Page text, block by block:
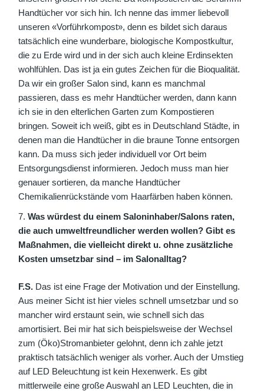
Handtücher vor sich hin. Ich nenne das immer liebevoll
unseren «Vorführkompost», denn es bildet sich daraus
tatsächlich eine wunderbare, biologische Kompostkultur,
die zu Erde wird und in der sich auch kleine Erdinsekten
wohlfühlen. Das ist ja ein gutes Zeichen für die Bioqualität.
Da wir ein großer Salon sind, kann es manchmal
passieren, dass es mehr Handtücher werden, dann kann
ich sie in den elterlichen Garten zum Kompostieren
bringen. Soweit ich weiß, gibt es in Deutschland Städte, in
denen man die Handtücher in die braune Tonne entsorgen
kann. Da muss sich jeder individuell vor Ort beim
Entsorgungsdienst informieren. Jedoch muss man hier
genauer sortieren, da manche Handtücher
Chemikalienrückstände vom Haarfärben haben können.
Was würdest du einem Saloninhaber/Salons raten,
die auch umweltfreundlicher werden wollen? Gibt es
Maßnahmen, die vielleicht direkt u. ohne zusätzliche
Kosten umsetzbar sind – im Salonalltag?
F.S. Das ist eine Frage der Motivation und der Einstellung.
Aus meiner Sicht ist hier vieles schnell umsetzbar und so
mancher wird erstaunt sein, wie schnell sich das
amortisiert. Bei mir hat sich beispielsweise der Wechsel
zum (Öko)Stromanbieter gelohnt, denn ich zahle jetzt
praktisch tatsächlich weniger als vorher. Auch der Umstieg
auf LED Beleuchtung ist kein Hexenwerk. Es gibt
mittlerweile eine große Auswahl an LED Leuchten, die in